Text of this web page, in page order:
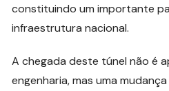
constituindo um importante
infraestrutura nacional.
A chegada deste túnel não é
engenharia, mas uma